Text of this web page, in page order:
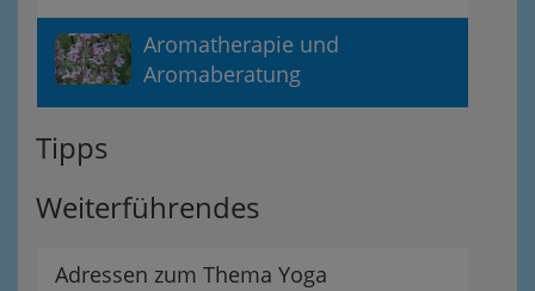
Aromatherapie und
Aromaberatung
Tipps
Weiterführendes
Adressen zum Thema Yoga